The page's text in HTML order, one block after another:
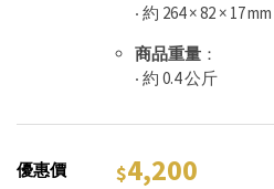
‧ 約 264 × 82 × 17
商品重量：
‧ 約 0.4 公斤
優惠價 4,200